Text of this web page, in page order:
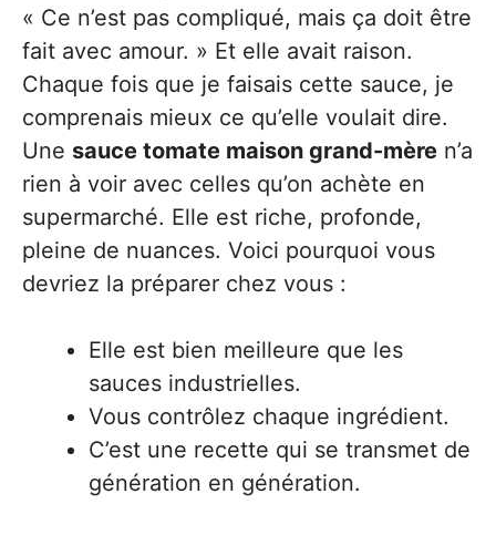
« Ce n’est pas compliqué, mais ça doit être
fait avec amour. » Et elle avait raison.
Chaque fois que je faisais cette sauce, je
comprenais mieux ce qu’elle voulait dire.
Une sauce tomate maison grand-mère n’a
rien à voir avec celles qu’on achète en
supermarché. Elle est riche, profonde,
pleine de nuances. Voici pourquoi vous
devriez la préparer chez vous :
Elle est bien meilleure que les
sauces industrielles.
Vous contrôlez chaque ingrédient.
C’est une recette qui se transmet de
génération en génération.